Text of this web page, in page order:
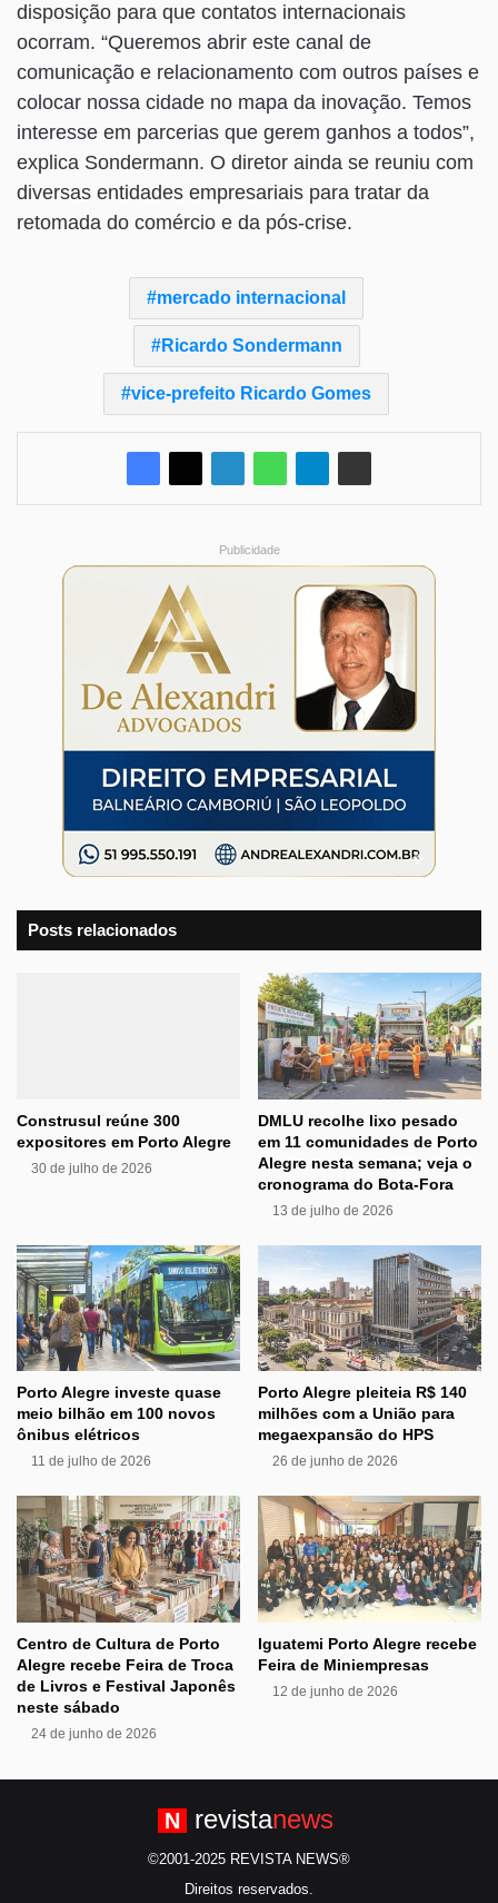
disposição para que contatos internacionais
ocorram. “Queremos abrir este canal de
comunicação e relacionamento com outros países e
colocar nossa cidade no mapa da inovação. Temos
interesse em parcerias que gerem ganhos a todos”,
explica Sondermann. O diretor ainda se reuniu com
diversas entidades empresariais para tratar da
retomada do comércio e da pós-crise.
mercado internacional
Ricardo Sondermann
vice-prefeito Ricardo Gomes
Publicidade
Posts relacionados
Construsul reúne 300
expositores em Porto Alegre
30 de julho de 2026
DMLU recolhe lixo pesado
em 11 comunidades de Porto
Alegre nesta semana; veja o
cronograma do Bota-Fora
13 de julho de 2026
Porto Alegre investe quase
meio bilhão em 100 novos
ônibus elétricos
11 de julho de 2026
Porto Alegre pleiteia R$ 140
milhões com a União para
megaexpansão do HPS
26 de junho de 2026
Centro de Cultura de Porto
Alegre recebe Feira de Troca
de Livros e Festival Japonês
neste sábado
24 de junho de 2026
Iguatemi Porto Alegre recebe
Feira de Miniempresas
12 de junho de 2026
N revistanews
©2001-2025 REVISTA NEWS®
Direitos reservados.